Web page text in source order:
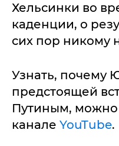
Хельсинки во
каденции, о
сих пор никому
Узнать, почему
предстоящей
Путиным, можно
канале YouTube.